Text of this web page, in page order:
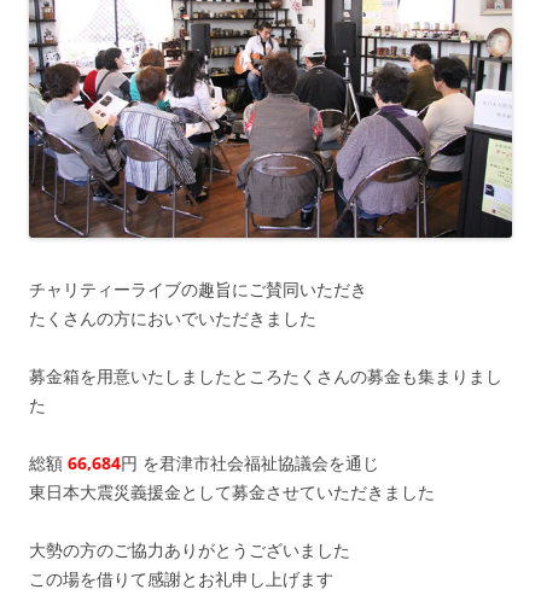
チャリティーライブの趣旨にご賛同いただき
たくさんの方においでいただきました
募金箱を用意いたしましたところたくさんの募金も集まりまし
た
総額 66,684円 を君津市社会福祉協議会を通じ
東日本大震災義援金として募金させていただきました
大勢の方のご協力ありがとうございました
この場を借りて感謝とお礼申し上げます